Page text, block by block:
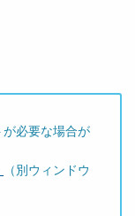
必要な場合が
（別ウィンドウ